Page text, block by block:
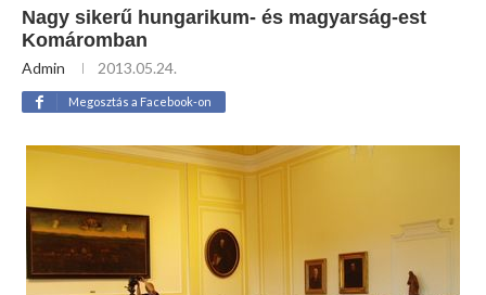
Nagy sikerű hungarikum- és magyarság-est
Komáromban
Admin 2013.05.24.
Megosztás a Facebook-on